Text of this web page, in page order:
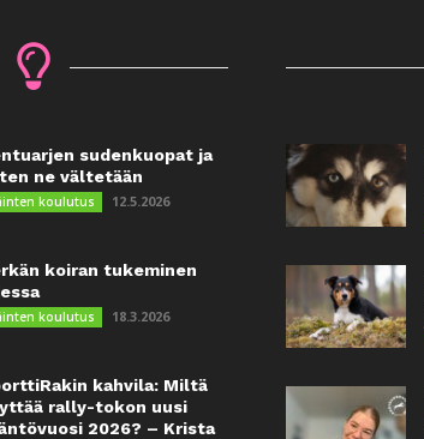
sudenkuopat ja
ne vältetään
koulutus 12.5.2026
koiran tukeminen
koulutus 18.3.2026
kahvila: Miltä
rally-tokon uusi
2026? – Krista